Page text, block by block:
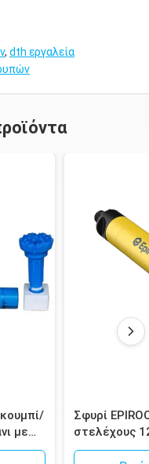
, dth εργαλεία
με
Σφυρί
στελέχους
Spline για